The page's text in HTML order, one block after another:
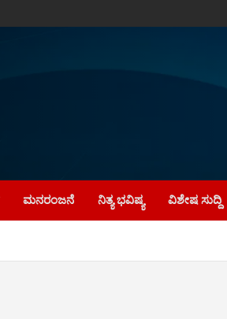
ಮನರಂಜನೆ ನಿತ್ಯ ಭವಿಷ್ಯ ವಿಶೇಷ ಸುದ್ದಿ